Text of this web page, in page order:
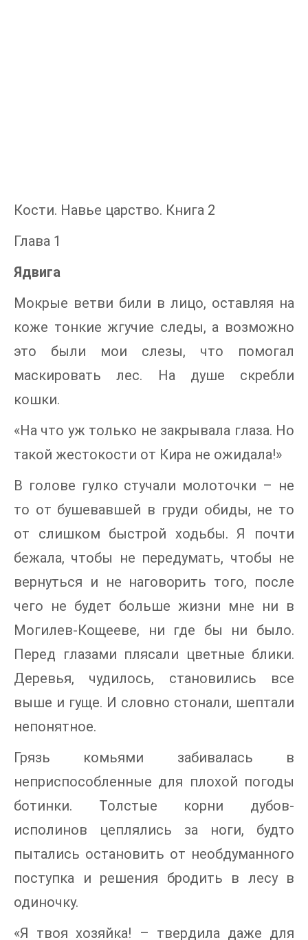
Кости. Навье царство. Книга 2
Глава 1
Ядвига
Мокрые ветви били в лицо, оставляя на
коже тонкие жгучие следы, а возможно
это были мои слезы, что помогал
маскировать лес. На душе скребли
кошки.
«На что уж только не закрывала глаза. Но
такой жестокости от Кира не ожидала!»
В голове гулко стучали молоточки – не
то от бушевавшей в груди обиды, не то
от слишком быстрой ходьбы. Я почти
бежала, чтобы не передумать, чтобы не
вернуться и не наговорить того, после
чего не будет больше жизни мне ни в
Могилев-Кощееве, ни где бы ни было.
Перед глазами плясали цветные блики.
Деревья, чудилось, становились все
выше и гуще. И словно стонали, шептали
непонятное.
Грязь комьями забивалась в
неприспособленные для плохой погоды
ботинки. Толстые корни дубов-
исполинов цеплялись за ноги, будто
пытались остановить от необдуманного
поступка и решения бродить в лесу в
одиночку.
«Я твоя хозяйка! – твердила даже для